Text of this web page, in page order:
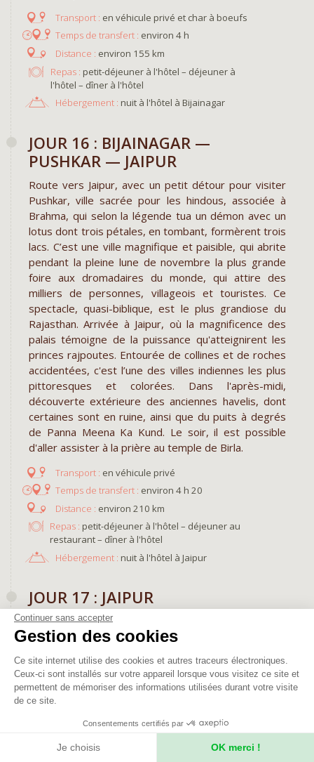
en véhicule privé et char à boeufs
environ 4 h
environ 155 km
Repas : petit-déjeuner à l'hôtel – déjeuner à
l'hôtel – dîner à l'hôtel
Hébergement : nuit à l'hôtel à Bijainagar
​JOUR 16 : BIJAINAGAR —
PUSHKAR — JAIPUR
Route vers Jaipur, avec un petit détour pour visiter
Pushkar, ville sacrée pour les hindous, associée à
Brahma, qui selon la légende tua un démon avec un
lotus dont trois pétales, en tombant, formèrent trois
lacs. C’est une ville magnifique et paisible, qui abrite
pendant la pleine lune de novembre la plus grande
foire aux dromadaires du monde, qui attire des
milliers de personnes, villageois et touristes. Ce
spectacle, quasi-biblique, est le plus grandiose du
Rajasthan. Arrivée à Jaipur, où la magnificence des
palais témoigne de la puissance qu'atteignirent les
princes rajpoutes. Entourée de collines et de roches
accidentées, c'est l’une des villes indiennes les plus
pittoresques et colorées. Dans l'après-midi,
découverte extérieure des anciennes havelis, dont
certaines sont en ruine, ainsi que du puits à degrés
de Panna Meena Ka Kund. Le soir, il est possible
d'aller assister à la prière au temple de Birla.
en véhicule privé
environ 4 h 20
environ 210 km
Repas : petit-déjeuner à l'hôtel – déjeuner au
restaurant – dîner à l'hôtel
Hébergement : nuit à l'hôtel à Jaipur
JOUR 17 : JAIPUR
Si vous le souhaitez, nous partons le matin à l'aube
pour une randonnée douce à travers les collines
nous découvrons les chemins de
traverse empruntés par les villageois
quotidiennement jusqu'au village. À notre arrivée,
Moghols, la région devait être toujours prête à la
guerre. Amber était la résidence des maharajahs. En
Continuer sans accepter
Gestion des cookies
Ce site internet utilise des cookies et autres traceurs électroniques.
Ceux-ci sont installés sur votre appareil lorsque vous visitez ce site et
permettent de mémoriser des informations utilisées durant votre visite
de ce site.
Consentements certifiés par
Je choisis OK merci !